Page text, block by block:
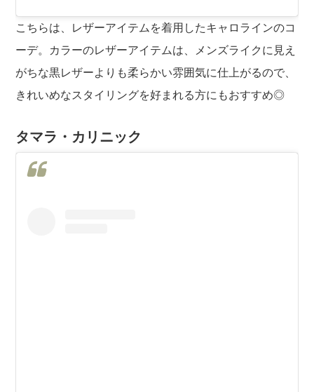
こちらは、レザーアイテムを着用したキャロラインのコ
ーデ。カラーのレザーアイテムは、メンズライクに見え
がちな黒レザーよりも柔らかい雰囲気に仕上がるので、
きれいめなスタイリングを好まれる方にもおすすめ◎
タマラ・カリニック